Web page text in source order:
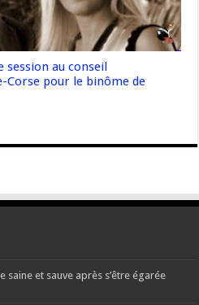
session au conseil
Corse pour le binôme de
et sauve après s’être égarée